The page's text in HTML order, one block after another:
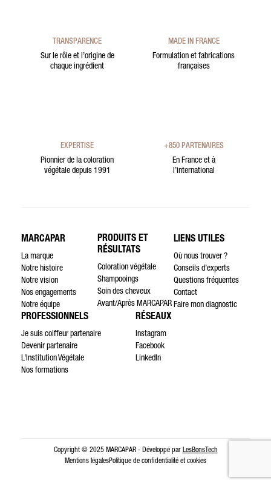
TRANSPARENCE
Sur le rôle et l’origine de
chaque ingrédient
MADE IN FRANCE
Formulation et fabrications
françaises
EXPERTISE
Pionnier de la coloration
végétale depuis 1991
+850 PARTENAIRES
En France et à
l’international
MARCAPAR
La marque
Notre histoire
Notre vision
Nos engagements
Notre équipe
PRODUITS ET
RÉSULTATS
Coloration végétale
Shampooings
Soin des cheveux
Avant/Après MARCAPAR
LIENS UTILES
Où nous trouver ?
Conseils d’experts
Questions fréquentes
Contact
Faire mon diagnostic
PROFESSIONNELS
Je suis coiffeur partenaire
Devenir partenaire
L’Institution Végétale
Nos formations
RÉSEAUX
Instagram
Facebook
LinkedIn
Copyright © 2025 MARCAPAR - Développé par LesBonsTech
Mentions légalesPolitique de confidentialité et cookies